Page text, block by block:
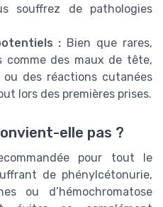
souffrez de pathologies
: Bien que rares,
comme des maux de tête,
des réactions cutanées
lors des premières prises.
elle pas ?
pour tout le
de phénylcétonurie,
ou d’hémochromatose